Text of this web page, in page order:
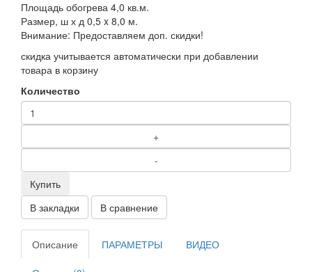
Площадь обогрева 4,0 кв.м.
Размер, ш х д 0,5 x 8,0 м.
Внимание: Предоставляем доп. скидки!
скидка учитывается автоматически при добавлении
товара в корзину
Количество
Купить
В закладки
В сравнение
Описание ПАРАМЕТРЫ ВИДЕО